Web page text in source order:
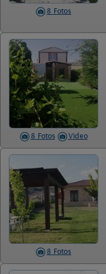
8 Fotos
8 Fotos Video
8 Fotos